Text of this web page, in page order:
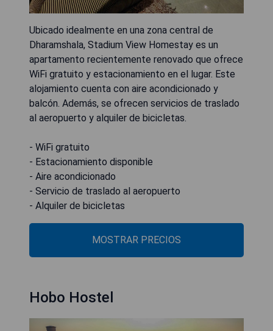
Ubicado idealmente en una zona central de
Dharamshala, Stadium View Homestay es un
apartamento recientemente renovado que ofrece
WiFi gratuito y estacionamiento en el lugar. Este
alojamiento cuenta con aire acondicionado y
balcón. Además, se ofrecen servicios de traslado
al aeropuerto y alquiler de bicicletas.
- WiFi gratuito
- Estacionamiento disponible
- Aire acondicionado
- Servicio de traslado al aeropuerto
- Alquiler de bicicletas
MOSTRAR PRECIOS
Hobo Hostel